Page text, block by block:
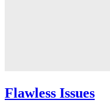
Flawless Issues